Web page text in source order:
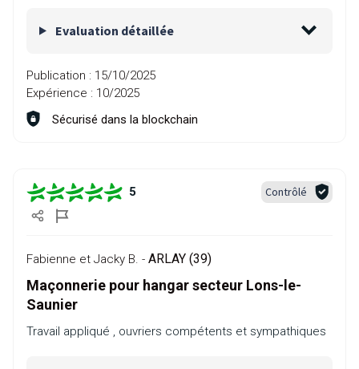
Evaluation détaillée
Publication : 15/10/2025
Expérience : 10/2025
Sécurisé dans la blockchain
5 Contrôlé
Fabienne et Jacky B. - ARLAY (39)
Maçonnerie pour hangar secteur Lons-le-
Saunier
Travail appliqué , ouvriers compétents et sympathiques